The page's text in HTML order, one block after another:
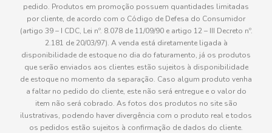
pedido. Produtos em promoção possuem quantidades limitadas
por cliente, de acordo com o Código de Defesa do Consumidor
(artigo 39 – I CDC, Lei nº. 8.078 de 11/09/90 e artigo 12 – III Decreto nº.
2.181 de 20/03/97). A venda está diretamente ligada à
disponibilidade de estoque no dia do faturamento, já os produtos
que serão enviados aos clientes estão sujeitos à disponibilidade
de estoque no momento da separação. Caso algum produto venha
a faltar no pedido do cliente, este não será entregue e o valor do
item não será cobrado. As fotos dos produtos no site são
ilustrativas, podendo haver divergência com o produto real e todos
os pedidos estão sujeitos à confirmação de dados do cliente.